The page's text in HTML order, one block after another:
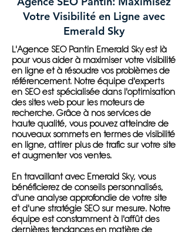
Votre Visibilité en Ligne avec
Emerald Sky
L'Agence SEO Pantin Emerald Sky est là
pour vous aider à maximiser votre visibilité
en ligne et à résoudre vos problèmes de
référencement. Notre équipe d'experts
en SEO est spécialisée dans l'optimisation
des sites web pour les moteurs de
recherche. Grâce à nos services de
haute qualité, vous pouvez atteindre de
nouveaux sommets en termes de visibilité
en ligne, attirer plus de trafic sur votre site
et augmenter vos ventes.
En travaillant avec Emerald Sky, vous
bénéficierez de conseils personnalisés,
d'une analyse approfondie de votre site
et d'une stratégie SEO sur mesure. Notre
équipe est constamment à l'affût des
dernières tendances en matière de